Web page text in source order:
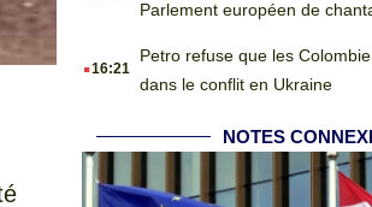
Parlement européen de
.16:21
Petro refuse que les
dans le conflit en Ukraine
NOTES